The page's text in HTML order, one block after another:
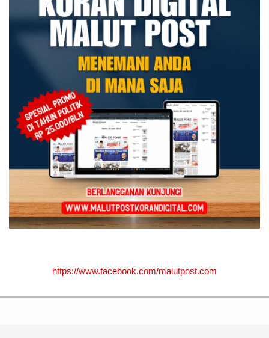
https://www.facebook.com/malutpost.com